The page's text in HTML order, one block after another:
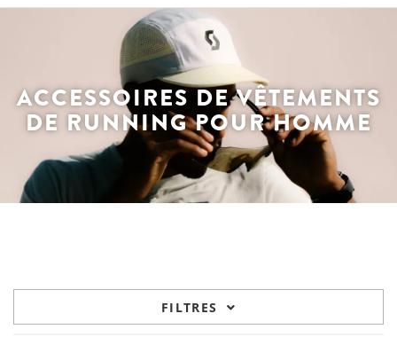
ACCESSOIRES DE VÊTEMENTS
DE RUNNING POUR HOMME
FILTRES